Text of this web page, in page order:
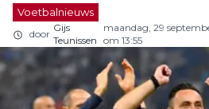
Voetbalnieuws
door
Gijs
Teunissen
maandag, 29
om 13:55